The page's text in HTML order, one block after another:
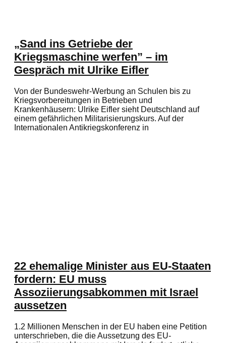
„Sand ins Getriebe der
Kriegsmaschine werfen” – im
Gespräch mit Ulrike Eifler
Von der Bundeswehr-Werbung an Schulen bis zu
Kriegsvorbereitungen in Betrieben und
Krankenhäusern: Ulrike Eifler sieht Deutschland auf
einem gefährlichen Militarisierungskurs. Auf der
Internationalen Antikriegskonferenz in
22 ehemalige Minister aus EU-Staaten
fordern: EU muss
Assoziierungsabkommen mit Israel
aussetzen
1.2 Millionen Menschen in der EU haben eine Petition
unterschrieben, die die Aussetzung des EU-